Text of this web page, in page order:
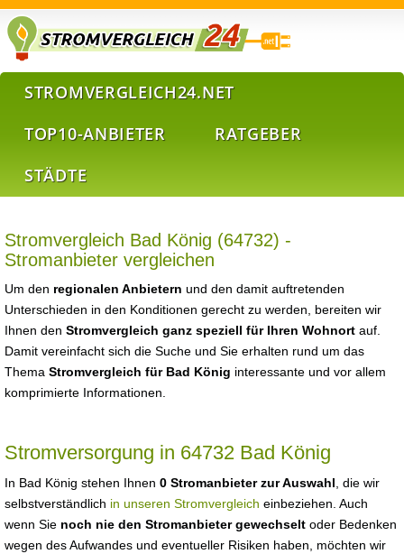
STROMVERGLEICH24.NET
TOP10-ANBIETER
RATGEBER
STÄDTE
Stromvergleich Bad König (64732) -
Stromanbieter vergleichen
Um den regionalen Anbietern und den damit auftretenden
Unterschieden in den Konditionen gerecht zu werden, bereiten wir
Ihnen den Stromvergleich ganz speziell für Ihren Wohnort auf.
Damit vereinfacht sich die Suche und Sie erhalten rund um das
Thema Stromvergleich für Bad König interessante und vor allem
komprimierte Informationen.
Stromversorgung in 64732 Bad König
In Bad König stehen Ihnen 0 Stromanbieter zur Auswahl , die wir
selbstverständlich in unseren Stromvergleich einbeziehen. Auch
wenn Sie noch nie den Stromanbieter gewechselt oder Bedenken
wegen des Aufwandes und eventueller Risiken haben, möchten wir